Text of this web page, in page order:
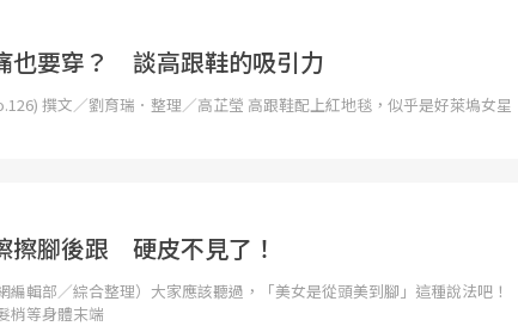
也要穿？ 談高跟鞋的吸引力
撰文／劉育瑞．整理／高芷瑩 高跟鞋配上紅地毯，似乎是好萊塢女星
擦腳後跟 硬皮不見了！
編輯部／綜合整理）大家應該聽過，「美女是從頭美到腳」這種說法吧！
梢等身體末端
面對超高齡社會的浪潮，台灣正在快速邁
向「健康照護」的新時代。隨著國家政策
務，更是民眾了解自身健康狀況、啟動健
康管理的重要起點。
2025年，就到良醫生活祭體驗「一站式健
康新生活」，從講座、體驗到運動，全面